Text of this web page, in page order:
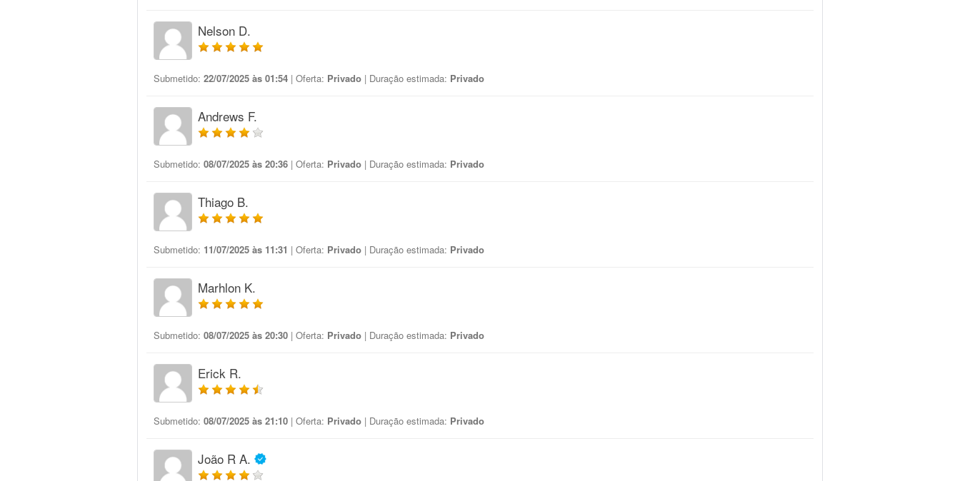
Nelson D.
Submetido: 22/07/2025 às 01:54 | Oferta: Privado | Duração estimada: Privado
Andrews F.
Submetido: 08/07/2025 às 20:36 | Oferta: Privado | Duração estimada: Privado
Thiago B.
Submetido: 11/07/2025 às 11:31 | Oferta: Privado | Duração estimada: Privado
Marhlon K.
Submetido: 08/07/2025 às 20:30 | Oferta: Privado | Duração estimada: Privado
Erick R.
Submetido: 08/07/2025 às 21:10 | Oferta: Privado | Duração estimada: Privado
João R A.